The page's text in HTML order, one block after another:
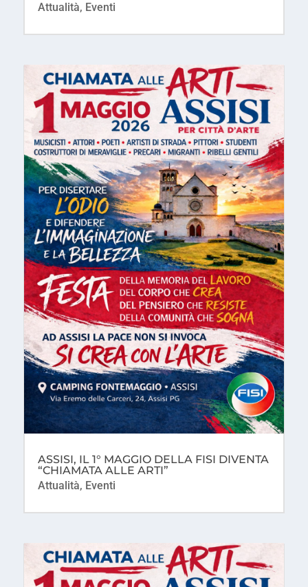
Attualità, Eventi
ASSISI, IL 1° MAGGIO DELLA FISI DIVENTA
“CHIAMATA ALLE ARTI”
Attualità, Eventi